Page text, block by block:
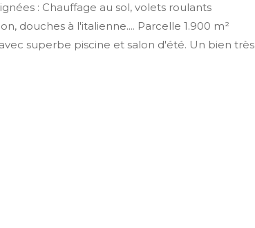
: Chauffage au sol, volets roulants
douches à l'italienne.... Parcelle 1.900 m²
superbe piscine et salon d'été. Un bien très